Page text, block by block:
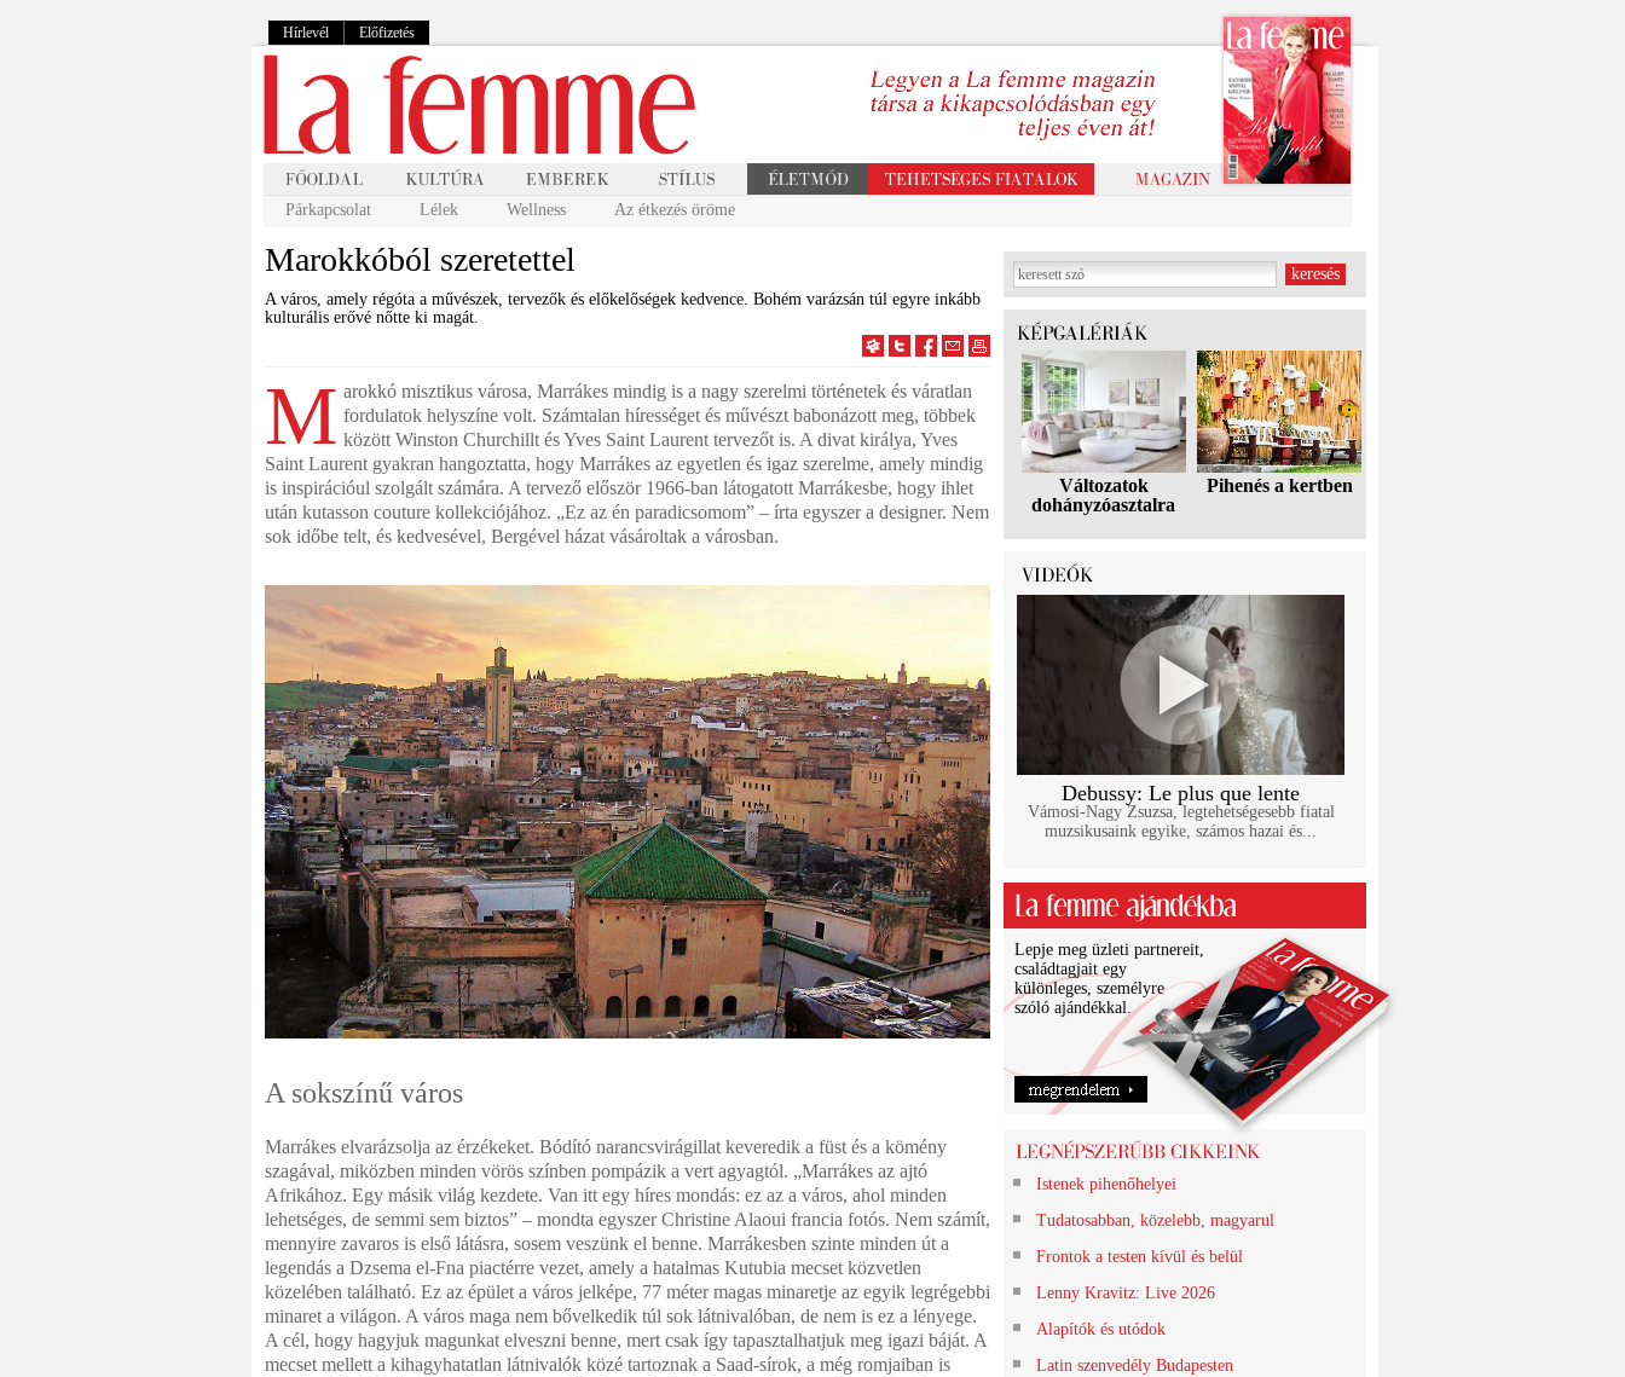
Hírlevél Előfizetés
Párkapcsolat Lélek Wellness Az étkezés öröme
Marokkóból szeretettel
A város, amely régóta a művészek, tervezők és előkelőségek kedvence. Bohém varázsán túl egyre inkább
kulturális erővé nőtte ki magát.
M arokkó misztikus városa, Marrákes mindig is a nagy szerelmi történetek és váratlan
fordulatok helyszíne volt. Számtalan hírességet és művészt babonázott meg, többek
között Winston Churchillt és Yves Saint Laurent tervezőt is. A divat királya, Yves
Saint Laurent gyakran hangoztatta, hogy Marrákes az egyetlen és igaz szerelme, amely mindig
is inspirációul szolgált számára. A tervező először 1966-ban látogatott Marrákesbe, hogy ihlet
után kutasson couture kollekciójához. „Ez az én paradicsomom” – írta egyszer a designer. Nem
sok időbe telt, és kedvesével, Bergével házat vásároltak a városban.
A sokszínű város
Marrákes elvarázsolja az érzékeket. Bódító narancsvirágillat keveredik a füst és a kömény
szagával, miközben minden vörös színben pompázik a vert agyagtól. „Marrákes az ajtó
Afrikához. Egy másik világ kezdete. Van itt egy híres mondás: ez az a város, ahol minden
lehetséges, de semmi sem biztos” – mondta egyszer Christine Alaoui francia fotós. Nem számít,
mennyire zavaros is első látásra, sosem veszünk el benne. Marrákesben szinte minden út a
legendás a Dzsema el-Fna piactérre vezet, amely a hatalmas Kutubia mecset közvetlen
közelében található. Ez az épület a város jelképe, 77 méter magas minaretje az egyik legrégebbi
minaret a világon. A város maga nem bővelkedik túl sok látnivalóban, de nem is ez a lényege.
A cél, hogy hagyjuk magunkat elveszni benne, mert csak így tapasztalhatjuk meg igazi báját. A
mecset mellett a kihagyhatatlan látnivalók közé tartoznak a Saad-sírok, a még romjaiban is
Változatok
dohányzóasztalra
Pihenés a kertben
Debussy: Le plus que lente
Vámosi-Nagy Zsuzsa, legtehetségesebb fiatal
muzsikusaink egyike, számos hazai és...
Lepje meg üzleti partnereit,
családtagjait egy
különleges, személyre
szóló ajándékkal.
Istenek pihenőhelyei
Tudatosabban, közelebb, magyarul
Frontok a testen kívül és belül
Lenny Kravitz: Live 2026
Alapítók és utódok
Latin szenvedély Budapesten